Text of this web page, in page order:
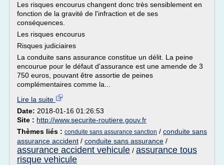
Les risques encourus changent donc très sensiblement en
fonction de la gravité de l'infraction et de ses
conséquences.
Les risques encourus
Risques judiciaires
La conduite sans assurance constitue un délit. La peine
encourue pour le défaut d'assurance est une amende de 3
750 euros, pouvant être assortie de peines
complémentaires comme la...
Lire la suite
Date: 2018-01-16 01:26:53
Site : http://www.securite-routiere.gouv.fr
Thèmes liés : conduite sans assurance sanction / conduite sans
assurance accident / conduite sans assurance /
assurance accident vehicule / assurance tous
risque vehicule